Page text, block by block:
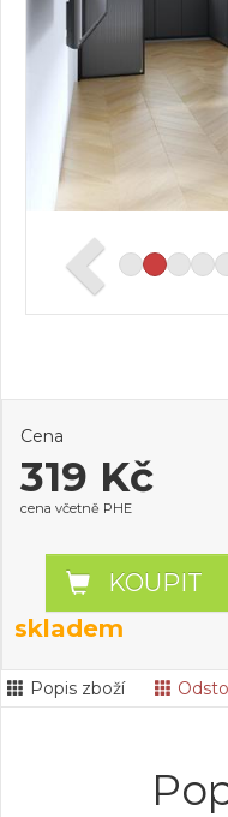
Cena
319 Kč
cena včetně PHE
KOUPIT
skladem
Popis zboží